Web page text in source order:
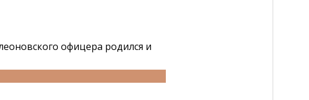
офицера родился и